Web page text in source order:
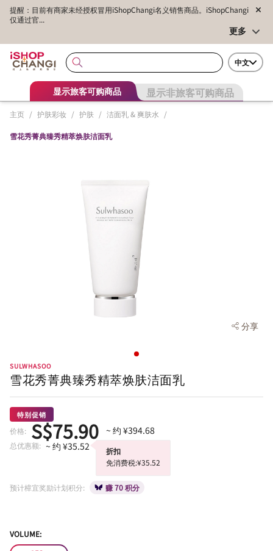
提醒：目前有商家未经授权冒用iShopChangi名义销售商品。iShopChangi
仅通过官...
更多
中文
显示旅客可购商品 显示非旅客可购商品
主页 / 护肤彩妆 / 护肤 / 洁面乳 & 爽肤水 /
雪花秀菁典臻秀精萃焕肤洁面乳
分享
SULWHASOO
雪花秀菁典臻秀精萃焕肤洁面乳
特别促销
价格: S$75.90 ~ 约 ¥394.68
总优惠额: ~ 约 ¥35.52
折扣
免消费税:¥35.52
预计樟宜奖励计划积分: 赚 70 积分
VOLUME: